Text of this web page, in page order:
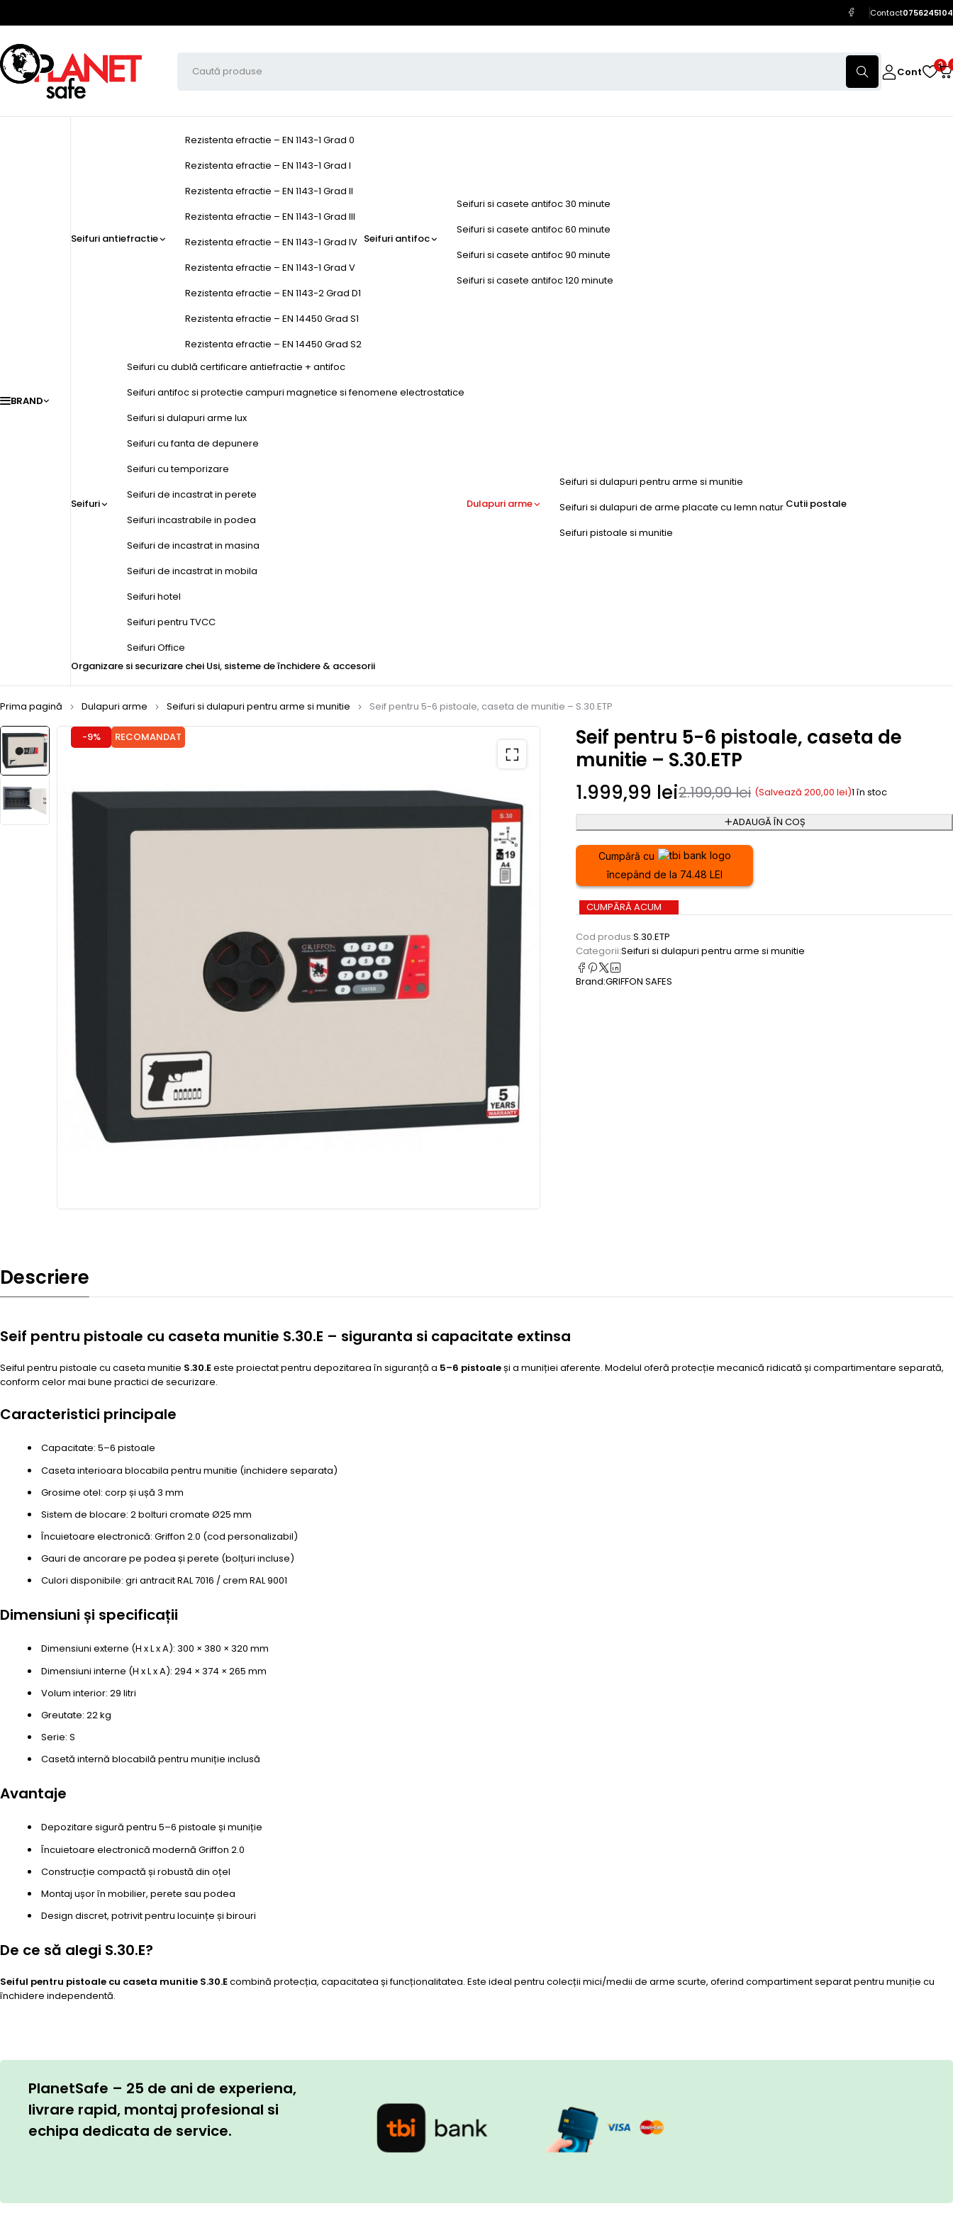
Contact0756245104
Cont
0
BRAND
Seifuri antiefractie
Rezistenta efractie – EN 1143-1 Grad 0
Rezistenta efractie – EN 1143-1 Grad I
Rezistenta efractie – EN 1143-1 Grad II
Rezistenta efractie – EN 1143-1 Grad III
Rezistenta efractie – EN 1143-1 Grad IV
Rezistenta efractie – EN 1143-1 Grad V
Rezistenta efractie – EN 1143-2 Grad D1
Rezistenta efractie – EN 14450 Grad S1
Rezistenta efractie – EN 14450 Grad S2
Seifuri antifoc
Seifuri si casete antifoc 30 minute
Seifuri si casete antifoc 60 minute
Seifuri si casete antifoc 90 minute
Seifuri si casete antifoc 120 minute
Seifuri
Seifuri cu dublă certificare antiefractie + antifoc
Seifuri antifoc si protectie campuri magnetice si fenomene electrostatice
Seifuri si dulapuri arme lux
Seifuri cu fanta de depunere
Seifuri cu temporizare
Seifuri de incastrat in perete
Seifuri incastrabile in podea
Seifuri de incastrat in masina
Seifuri de incastrat in mobila
Seifuri hotel
Seifuri pentru TVCC
Seifuri Office
Dulapuri arme
Seifuri si dulapuri pentru arme si munitie
Seifuri si dulapuri de arme placate cu lemn natur
Seifuri pistoale si munitie
Cutii postale
Organizare si securizare chei Usi, sisteme de închidere & accesorii
Prima pagină Dulapuri arme Seifuri si dulapuri pentru arme si munitie Seif pentru 5-6 pistoale, caseta de munitie – S.30.ETP
-9% RECOMANDAT
Seif pentru 5-6 pistoale, caseta de
munitie – S.30.ETP
2.199,99lei
1.999,99 lei (Salvează 200,00 lei)1 în stoc
ADAUGĂ ÎN COȘ
Cumpără cu
începând de la 74.48 LEI
CUMPĂRĂ ACUM
Cod produs:S.30.ETP
Categorii:Seifuri si dulapuri pentru arme si munitie
Brand:GRIFFON SAFES
Descriere
Seif pentru pistoale cu caseta munitie S.30.E – siguranta si capacitate extinsa
Seiful pentru pistoale cu caseta munitie S.30.Eeste proiectat pentru depozitarea în siguranță a 5–6 pistoaleși a muniției aferente. Modelul oferă protecție mecanică ridicată și compartimentare separată,
conform celor mai bune practici de securizare.
Caracteristici principale
Capacitate: 5–6 pistoale
Caseta interioara blocabila pentru munitie (inchidere separata)
Grosime otel: corp și ușă 3 mm
Sistem de blocare: 2 bolturi cromate Ø25 mm
Încuietoare electronică: Griffon 2.0 (cod personalizabil)
Gauri de ancorare pe podea și perete (bolțuri incluse)
Culori disponibile: gri antracit RAL 7016 / crem RAL 9001
Dimensiuni și specificații
Dimensiuni externe (H x L x A): 300 × 380 × 320 mm
Dimensiuni interne (H x L x A): 294 × 374 × 265 mm
Volum interior: 29 litri
Greutate: 22 kg
Serie: S
Casetă internă blocabilă pentru muniție inclusă
Avantaje
Depozitare sigură pentru 5–6 pistoale și muniție
Încuietoare electronică modernă Griffon 2.0
Construcție compactă și robustă din oțel
Montaj ușor în mobilier, perete sau podea
Design discret, potrivit pentru locuințe și birouri
De ce să alegi S.30.E?
Seiful pentru pistoale cu caseta munitie S.30.Ecombină protecția, capacitatea și funcționalitatea. Este ideal pentru colecții mici/medii de arme scurte, oferind compartiment separat pentru muniție cu
închidere independentă.
PlanetSafe – 25 de ani de experiena,
livrare rapid, montaj profesional si
echipa dedicata de service.